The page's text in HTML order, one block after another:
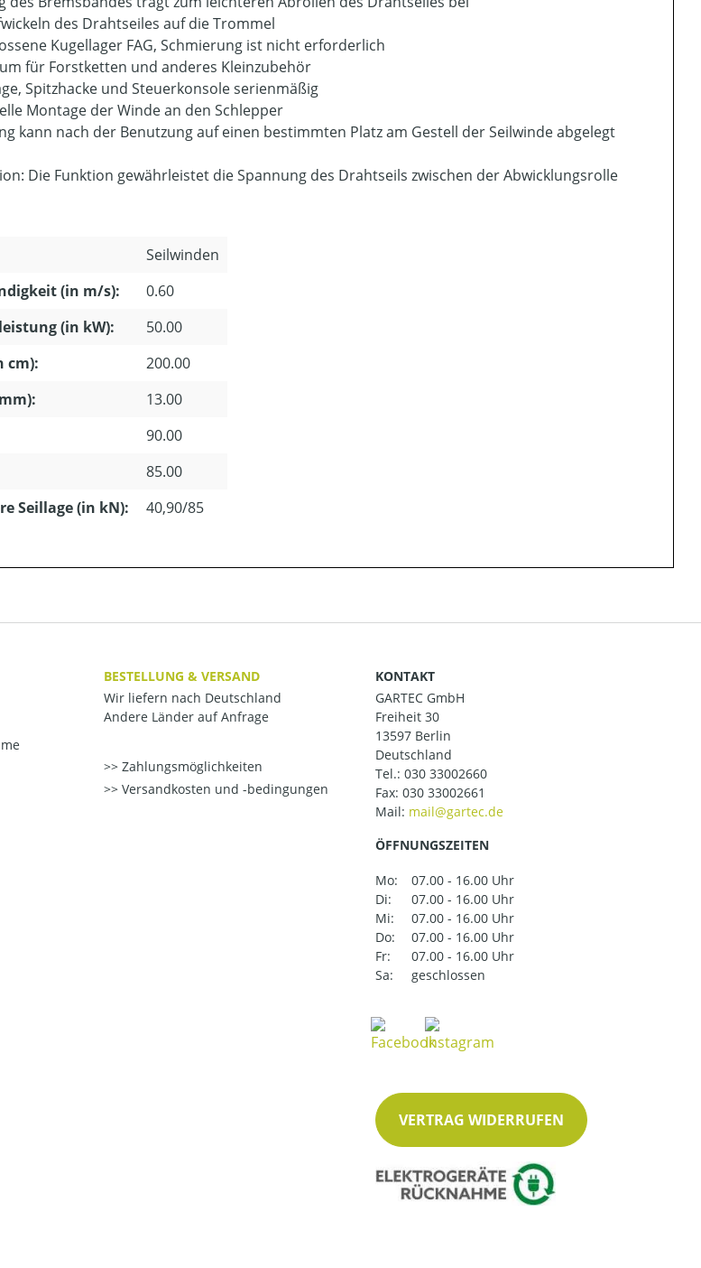
des Drahtseiles auf die Trommel
Kugellager FAG, Schmierung ist nicht erforderlich
für Forstketten und anderes Kleinzubehör
Spitzhacke und Steuerkonsole serienmäßig
Montage der Winde an den Schlepper
kann nach der Benutzung auf einen bestimmten Platz am Gestell der Seilwinde abgelegt
Die Funktion gewährleistet die Spannung des Drahtseils zwischen der Abwicklungsrolle
Seilwinden
(in m/s):
0.60
(in kW):
50.00
cm):
200.00
13.00
90.00
85.00
Seillage (in kN):
40,90/85
BESTELLUNG & VERSAND
Wir liefern nach Deutschland
Andere Länder auf Anfrage
Zahlungsmöglichkeiten
Versandkosten und -bedingungen
KONTAKT
GARTEC GmbH
Freiheit 30
13597 Berlin
Deutschland
Tel.: 030 33002660
Fax: 030 33002661
Mail:
ÖFFNUNGSZEITEN
Mo:
07.00 - 16.00 Uhr
Di:
07.00 - 16.00 Uhr
Mi:
07.00 - 16.00 Uhr
Do:
07.00 - 16.00 Uhr
Fr:
07.00 - 16.00 Uhr
Sa:
geschlossen
VERTRAG WIDERRUFEN